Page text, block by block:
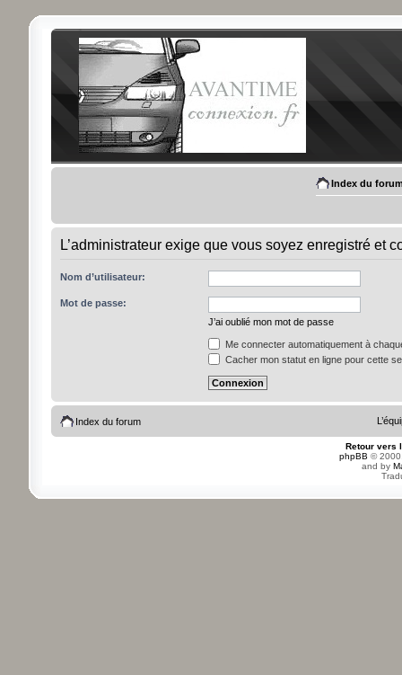
Index du
L’administrateur exige que vous soyez enregistré et
Nom d’utilisateur:
Mot de passe:
J’ai oublié mon mot de passe
Me connecter automatiquement à
Cacher mon statut en ligne pour cette
Index du forum
Retour vers
phpBB ©
and by